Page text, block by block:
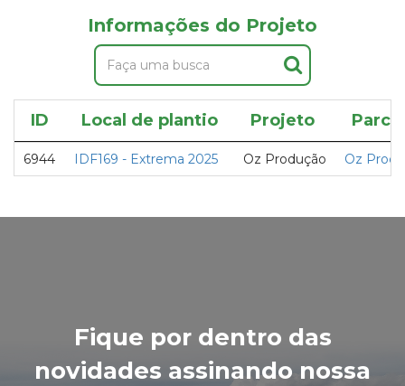
Informações do Projeto
ID Local de plantio Projeto
6944 IDF169 - Extrema 2025 Oz Produção Oz
Fique por dentro das
novidades assinando nossa